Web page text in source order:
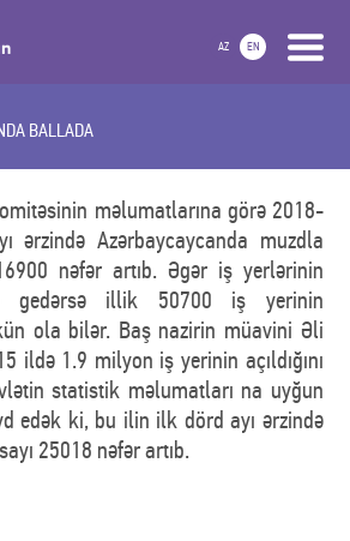
AZ EN
BALLADA
məlumatlarına görə 2018-
Azərbaycaycanda muzdla
nəfər artıb. Əgər iş yerlərinin
gedərsə illik 50700 iş yerinin
ola bilər. Baş nazirin müavini Əli
ildə 1.9 milyon iş yerinin açıldığını
statistik məlumatları na uyğun
edək ki, bu ilin ilk dörd ayı ərzində
25018 nəfər artıb.